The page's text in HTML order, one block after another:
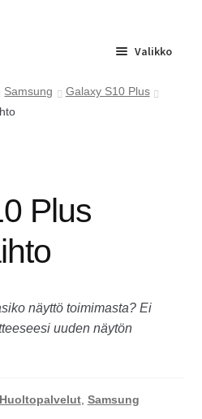
Valikko
Samsung
Galaxy S10 Plus
Plus
näyttö toimimasta? Ei
uuden näytön
Huoltopalvelut, Samsung